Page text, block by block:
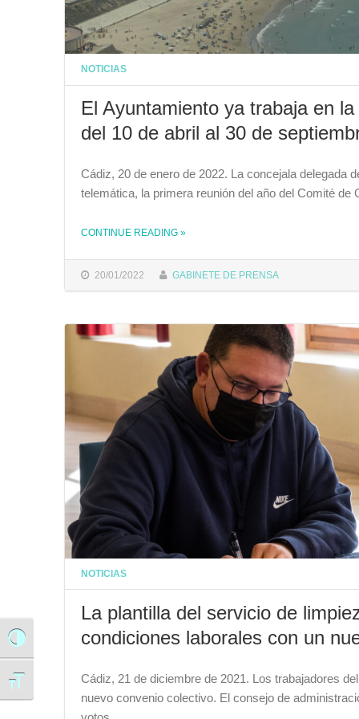
Alternar alto contraste
Alternar tamaño de letra
NOTICIAS
El Ayuntamiento ya trabaja en
del 10 de abril al 30 de
20/01/2022 GABINETE DE PRENSA
Cádiz, 20 de enero de 2022. La concejala delegada
telemática, la primera reunión del año del Comité
CONTINUE READING »
NOTICIAS
La plantilla del servicio de
condiciones laborales con un
Cádiz, 21 de diciembre de 2021. Los trabajadores
nuevo convenio colectivo. El consejo de